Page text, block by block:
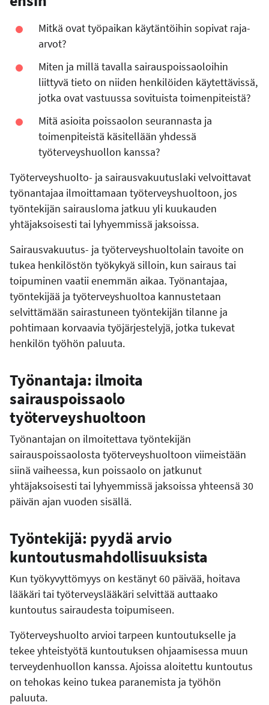
Mitkä ovat työpaikan käytäntöihin sopivat raja-
arvot?
Miten ja millä tavalla sairauspoissaoloihin
liittyvä tieto on niiden henkilöiden käytettävissä,
jotka ovat vastuussa sovituista toimenpiteistä?
Mitä asioita poissaolon seurannasta ja
toimenpiteistä käsitellään yhdessä
työterveyshuollon kanssa?
Työterveyshuolto- ja sairausvakuutuslaki velvoittavat
työnantajaa ilmoittamaan työterveyshuoltoon, jos
työntekijän sairausloma jatkuu yli kuukauden
yhtäjaksoisesti tai lyhyemmissä jaksoissa.
Sairausvakuutus- ja työterveyshuoltolain tavoite on
tukea henkilöstön työkykyä silloin, kun sairaus tai
toipuminen vaatii enemmän aikaa. Työnantajaa,
työntekijää ja työterveyshuoltoa kannustetaan
selvittämään sairastuneen työntekijän tilanne ja
pohtimaan korvaavia työjärjestelyjä, jotka tukevat
henkilön työhön paluuta.
Työnantaja: ilmoita
sairauspoissaolo
työterveyshuoltoon
Työnantajan on ilmoitettava työntekijän
sairauspoissaolosta työterveyshuoltoon viimeistään
siinä vaiheessa, kun poissaolo on jatkunut
yhtäjaksoisesti tai lyhyemmissä jaksoissa yhteensä 30
päivän ajan vuoden sisällä.
Työntekijä: pyydä arvio
kuntoutusmahdollisuuksista
Kun työkyvyttömyys on kestänyt 60 päivää, hoitava
lääkäri tai työterveyslääkäri selvittää auttaako
kuntoutus sairaudesta toipumiseen.
Työterveyshuolto arvioi tarpeen kuntoutukselle ja
tekee yhteistyötä kuntoutuksen ohjaamisessa muun
terveydenhuollon kanssa. Ajoissa aloitettu kuntoutus
on tehokas keino tukea paranemista ja työhön
paluuta.